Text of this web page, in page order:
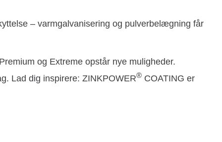
– varmgalvanisering og pulverbelægning får
og Extreme opstår nye muligheder.
Lad dig inspirere: ZINKPOWER®COATING er